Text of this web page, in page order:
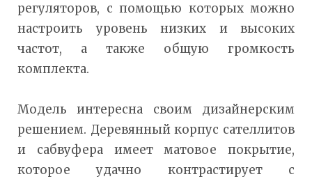
регуляторов, с помощью которых можно
настроить уровень низких и высоких
частот, а также общую громкость
комплекта.
Модель интересна своим дизайнерским
решением. Деревянный корпус сателлитов
и сабвуфера имеет матовое покрытие,
которое удачно контрастирует с